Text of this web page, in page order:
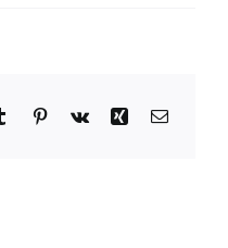
Tumblr Pinterest
Vk XingEmail